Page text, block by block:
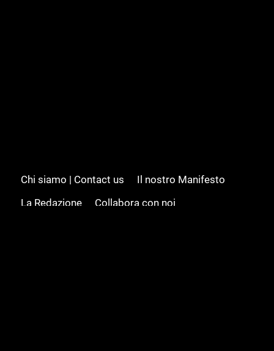
Chi siamo | Contact us
Il nostro Manifesto
La Redazione
Collabora con noi